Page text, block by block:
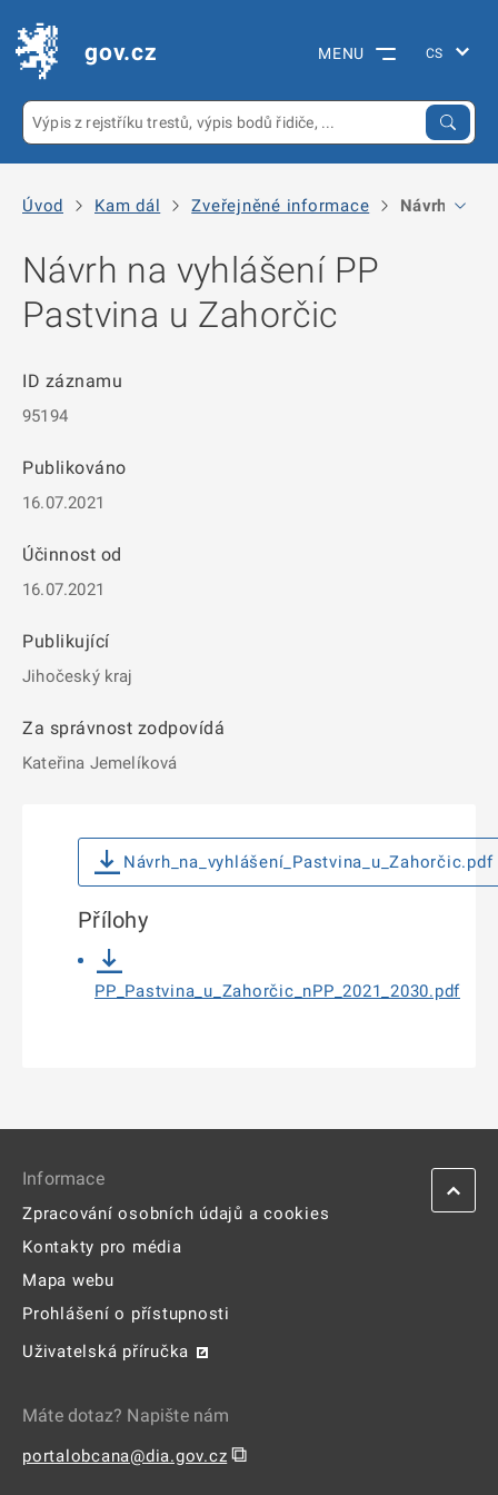
gov.cz MENU
Úvod Kam dál Zveřejněné informace Návrh na
Návrh na vyhlášení PP
Pastvina u Zahorčic
ID záznamu
95194
Publikováno
16.07.2021
Účinnost od
16.07.2021
Publikující
Jihočeský kraj
Za správnost zodpovídá
Kateřina Jemelíková
Návrh_na_vyhlášení_Pastvina_u_Zahorčic.pdf
Přílohy
PP_Pastvina_u_Zahorčic_nPP_2021_2030.pdf
Informace
Zpracování osobních údajů a cookies
Kontakty pro média
Mapa webu
Prohlášení o přístupnosti
Uživatelská příručka
Máte dotaz? Napište nám
portalobcana@dia.gov.cz ⧉